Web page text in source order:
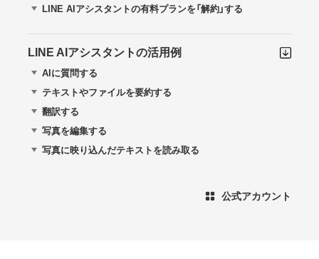
LINE AIアシスタントの有料プランを「解約」する
LINE AIアシスタントの活用例
AIに質問する
テキストやファイルを要約する
翻訳する
写真を編集する
写真に映り込んだテキストを読み取る
公式アカウント